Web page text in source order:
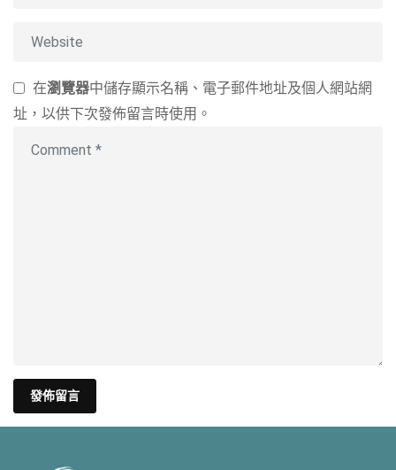
在瀏覽器中儲存顯示名稱、電子郵件地址及個人網站網
址，以供下次發佈留言時使用。